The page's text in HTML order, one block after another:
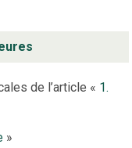
de l’article « 1.
»